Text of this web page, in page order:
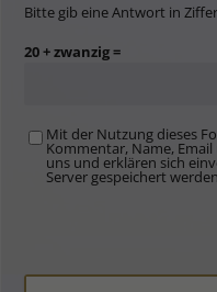
Bitte gib eine Antwort in
20 + zwanzig =
Mit der Nutzung dieses
Kommentar, Name,
uns und erklären sich
Server gespeichert